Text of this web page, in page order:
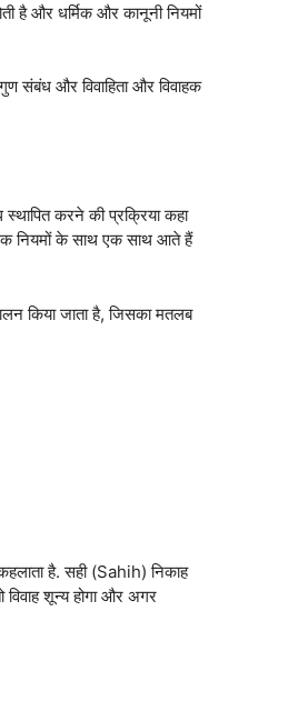
है और धर्मिक और कानूनी नियमों
संबंध और विवाहिता और विवाहक
स्थापित करने की प्रक्रिया कहा
नियमों के साथ एक साथ आते हैं
किया जाता है, जिसका मतलब
कहलाता है. सही (Sahih) निकाह
शून्य होगा और अगर